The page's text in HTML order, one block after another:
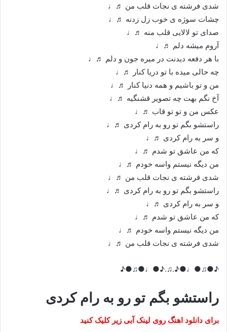
شدی فرشته ی نجات قلب من ♬♩
چشات سوژه ی خوب زل زدنه ♬♩
صدای تو لالایی قلب منه ♬♩
آروم میشه دلم ♬♩
با هر دفعه دیدنت در میره جون و دلم ♬♩
چه حالی میده با تو دریا کنار ♬♩
من و تو باشیم و همه دنیا کنار ♬♩
آخ نگم بهت چه تصویر قشنگیه ♬♩
عکس من و تو تو قاب ♬♩
راستشو بگم تو رو به رام کردی ♬♩
و سر به رام کردی ♬♩
که من عاشق تو شدم ♬♩
من دیگه نیستم واسه خودم ♬♩
شدی فرشته ی نجات قلب من ♬♩
راستشو بگم تو رو به رام کردی ♬♩
و سر به رام کردی ♬♩
که من عاشق تو شدم ♬♩
من دیگه نیستم واسه خودم ♬♩
شدی فرشته ی نجات قلب من ♬♩
♪●♫●♩●♪.♫.♪●♩●♫●♪
راستشو بگم تو رو به رام کردی
برای دانلود اهنگ روی لینک آبی زیر کلیک کنید